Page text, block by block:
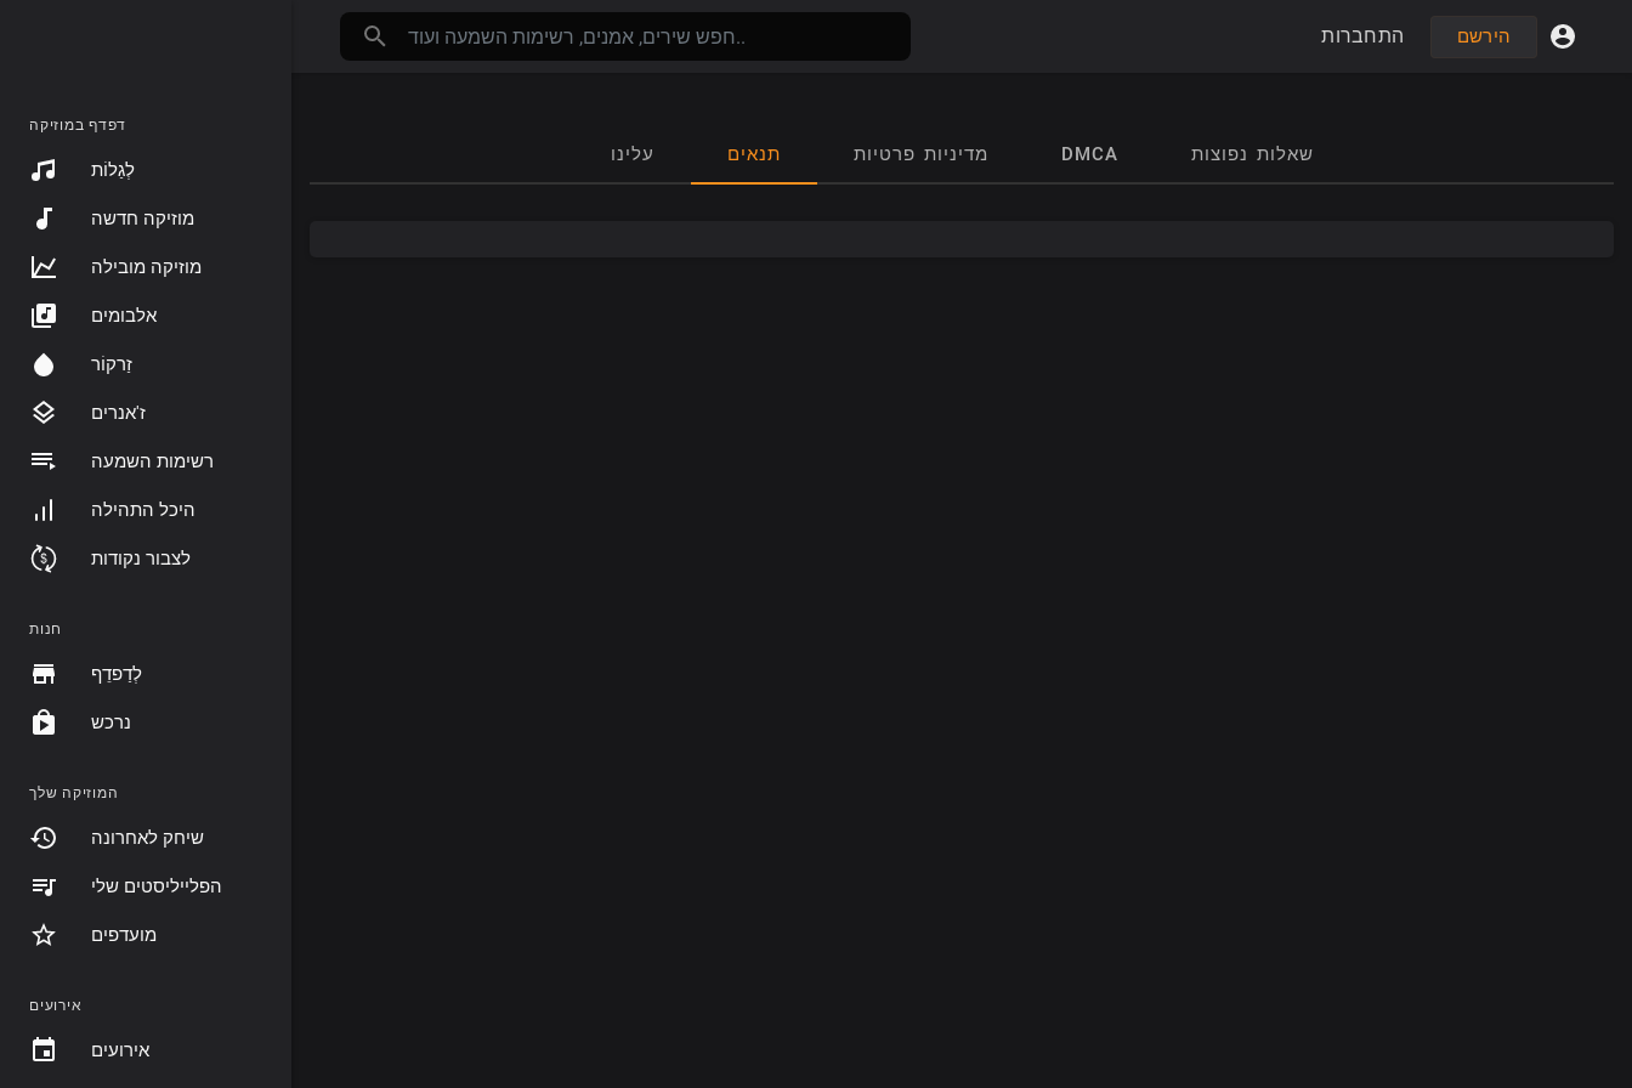
דפדף במוזיקה
לְגַלוֹת
מוזיקה חדשה
מוזיקה מובילה
אלבומים
זַרקוֹר
ז'אנרים
רשימות השמעה
היכל התהילה
לצבור נקודות
חנות
לְדַפדֵף
נרכש
המוזיקה שלך
שיחק לאחרונה
הפלייליסטים שלי
מועדפים
אירועים
אירועים
התחברות הירשם
עלינו תנאים מדיניות פרטיות DMCA שאלות נפוצות